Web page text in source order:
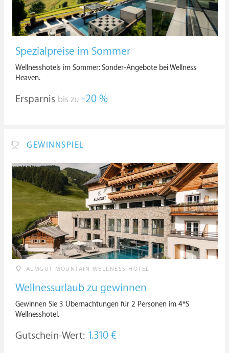
Spezialpreise im Sommer
Wellnesshotels im Sommer: Sonder-Angebote bei Wellness
Heaven.
Ersparnis bis zu -20 %
GEWINNSPIEL
ALMGUT MOUNTAIN WELLNESS HOTEL
Wellnessurlaub zu gewinnen
Gewinnen Sie 3 Übernachtungen für 2 Personen im 4*S
Wellnesshotel.
Gutschein-Wert: 1.310 €